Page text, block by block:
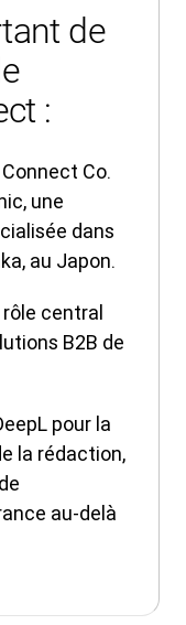
de
:
Co.
une
dans
au Japon.
central
B2B de
pour la
la rédaction,
au-delà